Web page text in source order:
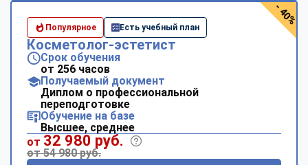
Популярное Есть учебный план
Косметолог-эстетист
Срок обучения
от 256 часов
Получаемый документ
Диплом о профессиональной
переподготовке
Обучение на базе
Высшее, среднее
от 32 980 руб.
от 54 980 руб.
- 40%